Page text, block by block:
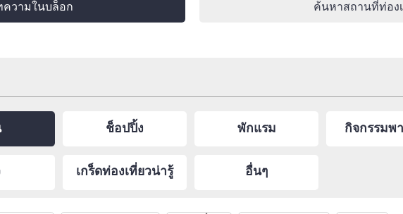
วามในบล็อก ค้นหาสถานที่ท่อง
ช็อปปิ้ง พักแรม กิจกรรมพ
เกร็ดท่องเที่ยวน่ารู้ อื่นๆ